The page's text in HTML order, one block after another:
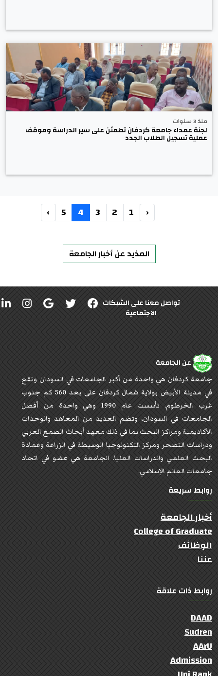
منذ 3 سنوات
لجنة عمداء جامعة كردفان تطمئن على سير الدراسة وموقف
عملية تسجيل الطلاب الجدد
‹
1
2
3
4
5
›
المذيد عن أخبار الجامعة
تواصل معنا على الشبكات
الاجتماعية
عن الجامعة
جامعة كردفان هي واحدة من أكبر الجامعات في السودان وتقع
في مدينة الأبيض بولاية شمال كردفان على بعد 560 كم جنوب
غرب الخرطوم. تأسست عام 1990 وهي واحدة من أفضل
الجامعات في السودان، وتضم العديد من المعاهد والوحدات
الأكاديمية ومراكز البحث بما في ذلك معهد أبحاث الصمغ العربي
ودراسات التصحر ومركز التكنولوجيا الوسيطة في الزراعة وعمادة
البحث العلمي والدراسات العليا. الجامعة هي عضو في اتحاد
جامعات العالم الإسلامي.
روابط سريعة
أخبار الجامعة
College of Graduate
الوظائف
عننا
روابط ذات علاقة
DAAD
Sudren
AArU
Admission